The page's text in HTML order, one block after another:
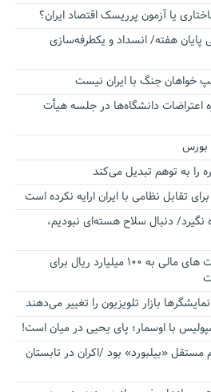
یا آزمون پرریسک اقتصاد ایران؟
پایان هفته/ انسداد و یکطرفه‌سازی
خواهان جنگ با ایران نیست
اعتراضات دانشگاه‌ها در جلسه هیأت
را به توهم تبدیل می‌کند
تقابل نظامی با ایران ارایه نکرده است
نگیرد/ دنبال سلاح هسته‌ای نبودیم،
آستانه الزام به دریافت صورت های مالی به ۱۰۰ میلیارد ریال برای
بازار تلویزیون را تغییر می‌دهند
با اوسمار؛ پای یحیی در میان است!
مستقل «بیلبورد» بود /اکران در تابستان